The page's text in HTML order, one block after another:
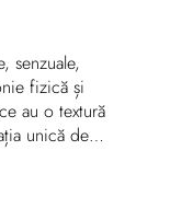
senzuale,
fizică și
au o textură
unică de
tonifică,